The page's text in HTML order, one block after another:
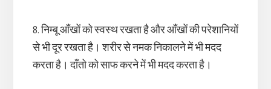
8. निम्बू आँखों को स्वस्थ रखता है और आँखों की परेशानियों
से भी दूर रखता है। शरीर से नमक निकालने में भी मदद
करता है। दाँतो को साफ करने में भी मदद करता है।